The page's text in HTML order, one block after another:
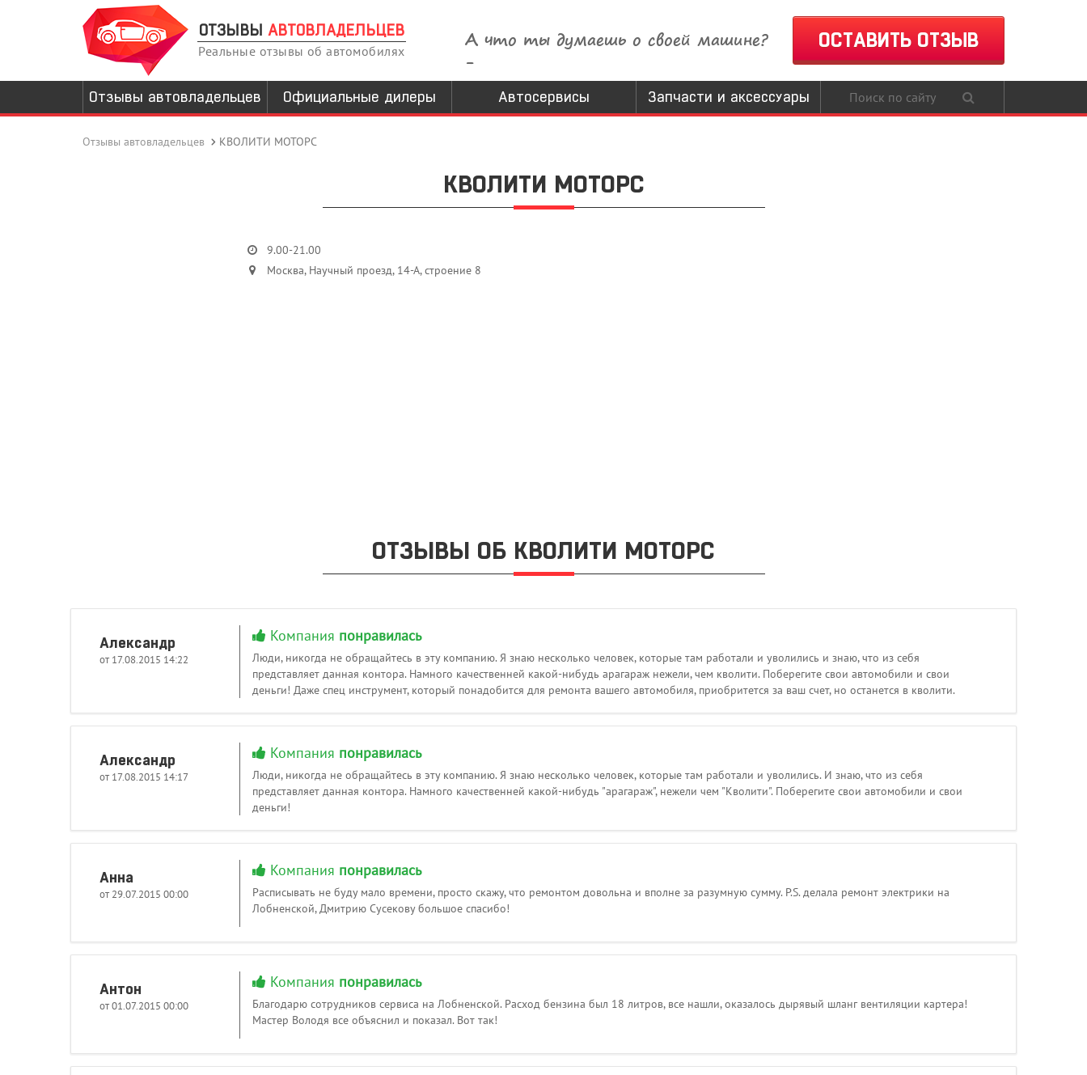
ОТЗЫВЫ АВТОВЛАДЕЛЬЦЕВ
Реальные отзывы об автомобилях
А что ты думаешь о своей машине?
-
ОСТАВИТЬ ОТЗЫВ
Отзывы автовладельцев Официальные дилеры Автосервисы Запчасти и аксессуары
Отзывы автовладельцев КВОЛИТИ МОТОРС
КВОЛИТИ МОТОРС
9.00-21.00
Москва, Научный проезд, 14-А, строение 8
ОТЗЫВЫ ОБ КВОЛИТИ МОТОРС
Александр
от 17.08.2015 14:22
Компания понравилась
Люди, никогда не обращайтесь в эту компанию. Я знаю несколько человек, которые там работали и уволились и знаю, что из себя
представляет данная контора. Намного качественней какой-нибудь арагараж нежели, чем кволити. Поберегите свои автомобили и свои
деньги! Даже спец инструмент, который понадобится для ремонта вашего автомобиля, приобритется за ваш счет, но останется в кволити.
Александр
от 17.08.2015 14:17
Компания понравилась
Люди, никогда не обращайтесь в эту компанию. Я знаю несколько человек, которые там работали и уволились. И знаю, что из себя
представляет данная контора. Намного качественней какой-нибудь "арагараж", нежели чем "Кволити". Поберегите свои автомобили и свои
деньги!
Анна
от 29.07.2015 00:00
Компания понравилась
Расписывать не буду мало времени, просто скажу, что ремонтом довольна и вполне за разумную сумму. P.S. делала ремонт электрики на
Лобненской, Дмитрию Сусекову большое спасибо!
Антон
от 01.07.2015 00:00
Компания понравилась
Благодарю сотрудников сервиса на Лобненской. Расход бензина был 18 литров, все нашли, оказалось дырявый шланг вентиляции картера!
Мастер Володя все объяснил и показал. Вот так!